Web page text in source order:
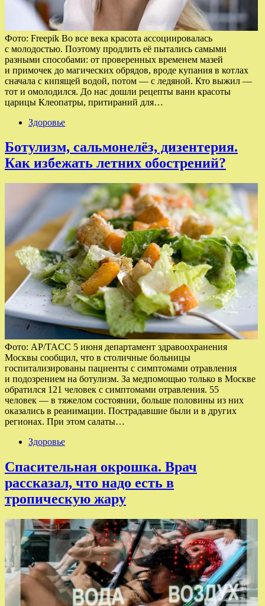
Фото: Freepik Во все века красота ассоциировалась
с молодостью. Поэтому продлить её пытались самыми
разными способами: от проверенных временем мазей
и примочек до магических обрядов, вроде купания в котлах
сначала с кипящей водой, потом — с ледяной. Кто выжил —
тот и омолодился. До нас дошли рецепты ванн красоты
царицы Клеопатры, притираний для…
Здоровье
Ботулизм, сальмонелёз, дизентерия.
Как избежать летних обострений?
Фото: AP/TAСС 5 июня департамент здравоохранения
Москвы сообщил, что в столичные больницы
госпитализированы пациенты с симптомами отравления
и подозрением на ботулизм. За медпомощью только в Москве
обратился 121 человек с симптомами отравления. 55
человек — в тяжелом состоянии, больше половины из них
оказались в реанимации. Пострадавшие были и в других
регионах. При этом салаты…
Здоровье
Спасительная окрошка. Врач
рассказал, что надо есть в
тропическую жару